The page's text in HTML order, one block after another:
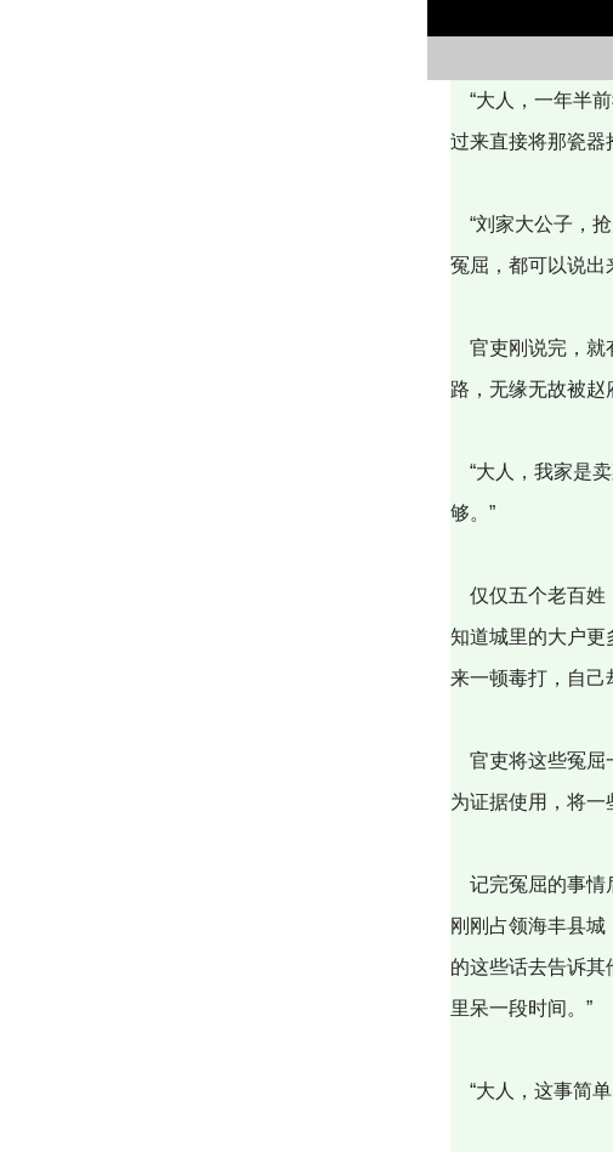
“大人，一年半
过来直接将那瓷器
“刘家大公子，
冤屈，都可以说出
官吏刚说完，就
路，无缘无故被赵
“大人，我家是
够。”
仅仅五个老百姓
知道城里的大户更
来一顿毒打，自己
官吏将这些冤屈
为证据使用，将一
记完冤屈的事情
刚刚占领海丰县
的这些话去告诉
里呆一段时间。”
“大人，这事简